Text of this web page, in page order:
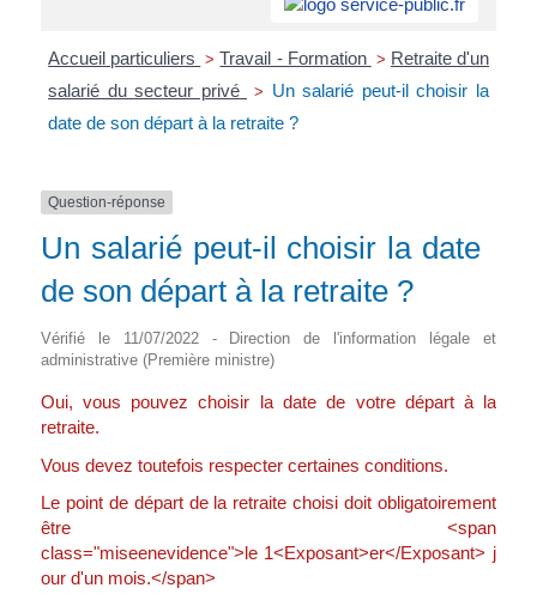
Accueil particuliers > Travail - Formation > Retraite d'un
salarié du secteur privé
> Un salarié peut-il choisir la
date de son départ à la retraite ?
Question-réponse
Un salarié peut-il choisir la date
de son départ à la retraite ?
Vérifié le 11/07/2022 - Direction de l'information légale et
administrative (Première ministre)
Oui, vous pouvez choisir la date de votre départ à la
retraite.
Vous devez toutefois respecter certaines conditions.
Le point de départ de la retraite choisi doit obligatoirement
être <span
class="miseenevidence">le 1<Exposant>er</Exposant> j
our d'un mois.</span>